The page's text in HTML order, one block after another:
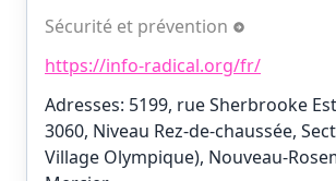
Sécurité et prévention
https://info-radical.org/fr/
Adresses: 5199, rue Sherbrooke
3060, Niveau Rez-de-chaussée,
Village Olympique), Nouveau-